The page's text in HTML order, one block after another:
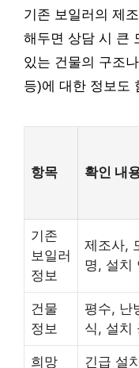
기존 보일러의 제
해두면 상담 시 큰
있는 건물의 구조
등)에 대한 정보도
항목 확인 내
기존
보일러
정보
제조사,
명, 설치
건물
정보
평수, 난
식, 설치
희망 긴급 설